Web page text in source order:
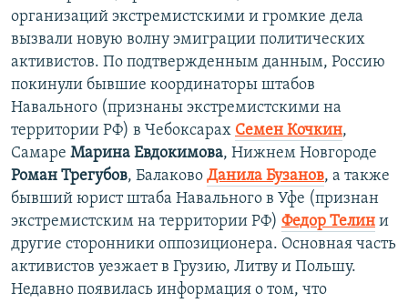
организаций экстремистскими и громкие дела
вызвали новую волну эмиграции политических
активистов. По подтвержденным данным, Россию
покинули бывшие координаторы штабов
Навального (признаны экстремистскими на
территории РФ) в Чебоксарах Семен Кочкин,
Самаре Марина Евдокимова, Нижнем Новгороде
Роман Трегубов, Балаково Данила Бузанов, а также
бывший юрист штаба Навального в Уфе (признан
экстремистским на территории РФ) Федор Телин и
другие сторонники оппозиционера. Основная часть
активистов уезжает в Грузию, Литву и Польшу.
Недавно появилась информация о том, что